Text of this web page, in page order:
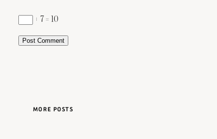
+ 7 = 10
MORE POSTS